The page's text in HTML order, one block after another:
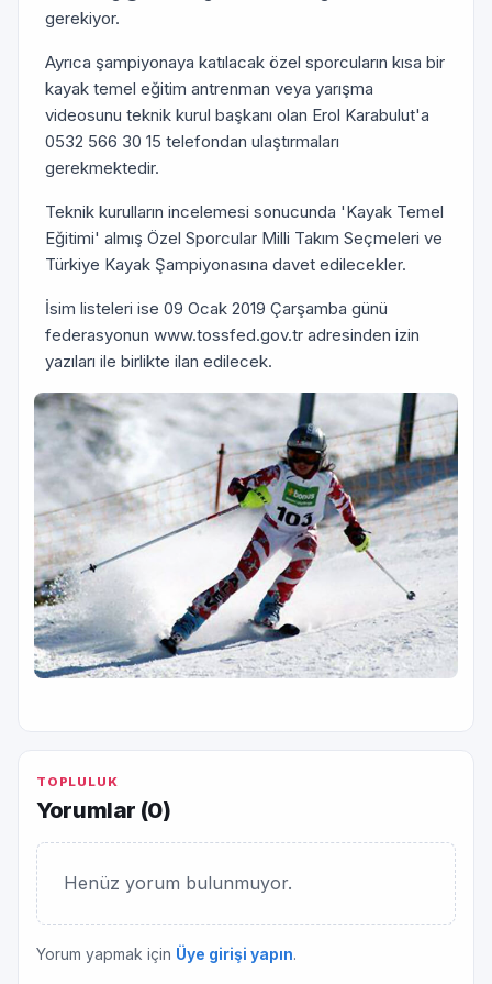
gerekiyor.
Ayrıca şampiyonaya katılacak özel sporcuların kısa bir
kayak temel eğitim antrenman veya yarışma
videosunu teknik kurul başkanı olan Erol Karabulut'a
0532 566 30 15 telefondan ulaştırmaları
gerekmektedir.
Teknik kurulların incelemesi sonucunda 'Kayak Temel
Eğitimi' almış Özel Sporcular Milli Takım Seçmeleri ve
Türkiye Kayak Şampiyonasına davet edilecekler.
İsim listeleri ise 09 Ocak 2019 Çarşamba günü
federasyonun www.tossfed.gov.tr adresinden izin
yazıları ile birlikte ilan edilecek.
TOPLULUK
Yorumlar (0)
Henüz yorum bulunmuyor.
Yorum yapmak için Üye girişi yapın.